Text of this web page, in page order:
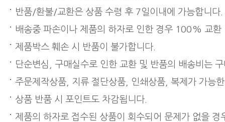
반품/환불/교환은 상품 수령 후 7일이내에 가능합니다.
배송중 파손이나 제품의 하자로 인한 경우 100% 교환
제품박스 훼손 시 반품이 불가합니다.
단순변심, 구매실수로 인한 교환 및 반품의 배송비는
주문제작상품, 지류 절단상품, 인쇄상품, 복제가 가능
상품 반품 시 포인트도 차감됩니다.
제품의 하자로 접수된 상품이 회수되어 문제가 없을